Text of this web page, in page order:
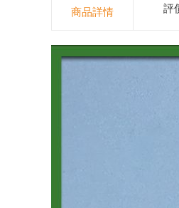
商品詳情 評